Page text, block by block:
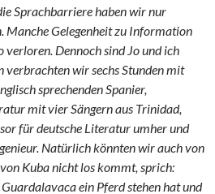
Sprachbarriere haben wir nur
Manche Gelegenheit zu Information
Dennoch sind Jo und ich
wir sechs Stunden mit
sprechenden Spanier,
mit vier Sängern aus Trinidad,
für deutsche Literatur umher und
Natürlich könnten wir auch von
Kuba nicht los kommt, sprich:
ein Pferd stehen hat und